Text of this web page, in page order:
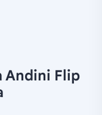
Andini Flip